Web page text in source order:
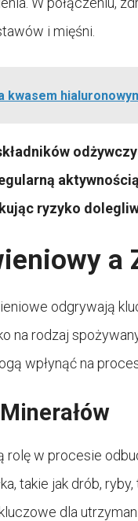
i mięśni.
kwasem
ryzyko
a
odgrywają
na rodzaj
wpłynąć na
rolę w procesie
takie jak drób,
dla